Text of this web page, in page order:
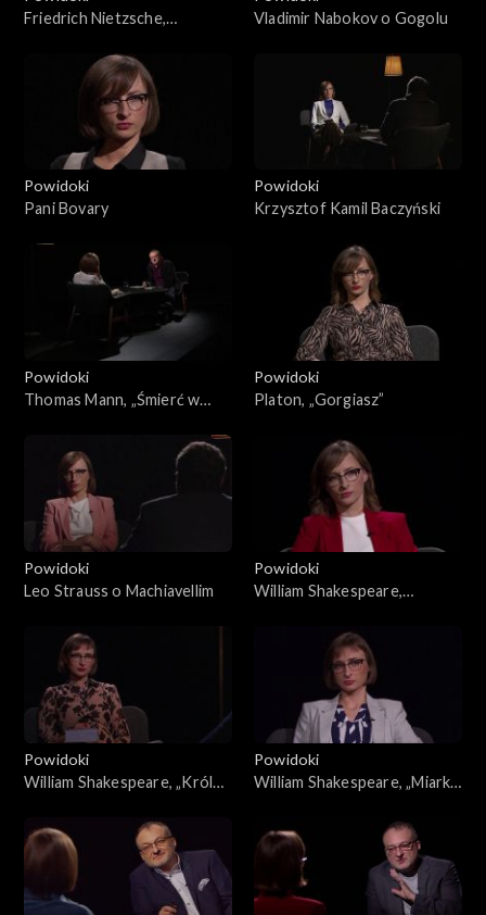
Friedrich Nietzsche,
Vladimir Nabokov o Gogolu
Powidoki
Pani Bovary
Powidoki
Krzysztof Kamil Baczyński
Powidoki
Thomas Mann, „Śmierć w
Powidoki
Platon, „Gorgiasz”
Powidoki
Leo Strauss o Machiavellim
Powidoki
William Shakespeare,
Powidoki
William Shakespeare, „Król
Powidoki
William Shakespeare, „Miarka